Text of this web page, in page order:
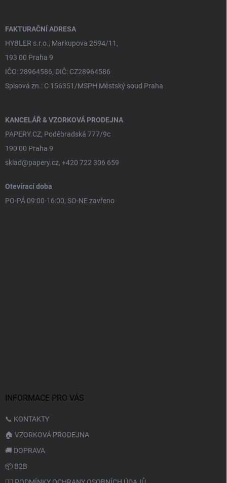
FAKTURAČNÍ ADRESA
HYBLER s.r.o., Markupova 2594/11,
193 00 Praha 9
IČO: 28964586, DIČ: CZ28964586
Spisová zn.: C 156351/MSPH Městský soud Praha
KANCELÁŘ & VZORKOVÁ PRODEJNA
PAPERY.CZ, Poděbradská 777/9c
190 00 Praha 9
sklad@papery.cz, +420 722 306 659
Otevírací doba
PO-PÁ 09:00-16:00, SO-NE zavřeno
INFORMACE PRO VÁS
📞 KONTAKTY
🏠 VZORKOVÁ PRODEJNA
🚚 DOPRAVA
📦 B2B